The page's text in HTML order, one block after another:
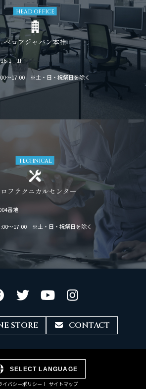
HEAD OFFICE
ベロフジャパン本社
16-1 1F
～17:00 ※土・日・祝祭日を除く
TECHNICAL
フテクニカルセンター
番地
～17:00 ※土・日・祝祭日を除く
STORE CONTACT
SELECT LANGUAGE
イバシーポリシー サイトマップ